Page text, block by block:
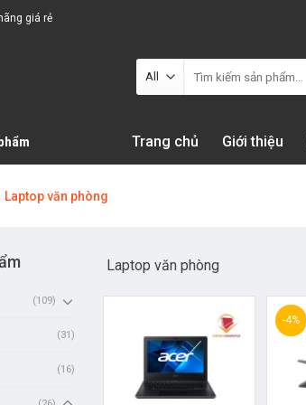
giá rẻ
Trang chủ Giới thiệu
Laptop văn phòng
(109)
(31)
(16)
Laptop văn phòng
-4%